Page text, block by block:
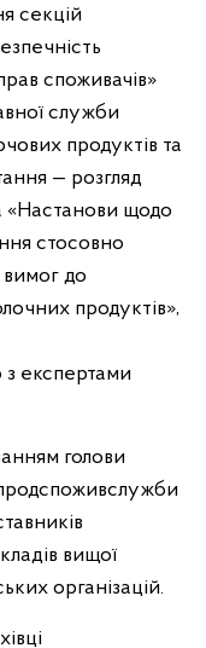
споживачів»
служби
продуктів та
— розгляд
«Настанови щодо
стосовно
до
продуктів»,
експертами
голови
вищої
організацій.